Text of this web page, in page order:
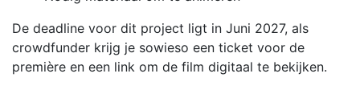
De deadline voor dit project ligt in Juni 2027, als
crowdfunder krijg je sowieso een ticket voor de
première en een link om de film digitaal te bekijken.